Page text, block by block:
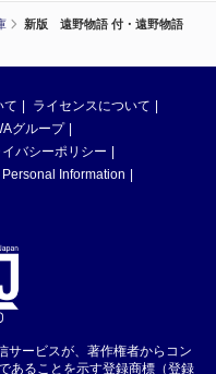
新版 遠野物語 付・遠野物語
て
ライセンスについて
グループ
イバシーポリシー
Information
サービスが、著作権者からコン
あることを示す登録商標（登録